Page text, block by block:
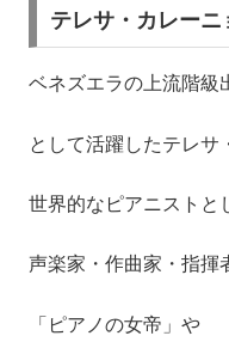
テレサ・カレー
ベネズエラの上流階級
として活躍したテレサ
世界的なピアニストと
声楽家・作曲家・指揮
「ピアノの女帝」や